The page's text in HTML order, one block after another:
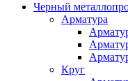
Черный
Арматура
Круг